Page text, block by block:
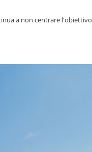
a non centrare